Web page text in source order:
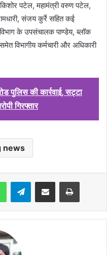
पटेल, महामंत्री वरुण पटेल,
संजय कुर्रे सहित कई
के उपसंचालक पाण्डेय, ब्लॉक
विभागीय कर्मचारी और अधिकारी
पुलिस की कार्रवाई, सट्टा
गिरफ्तार
news
WhatsAppTelegramShare via Email Print